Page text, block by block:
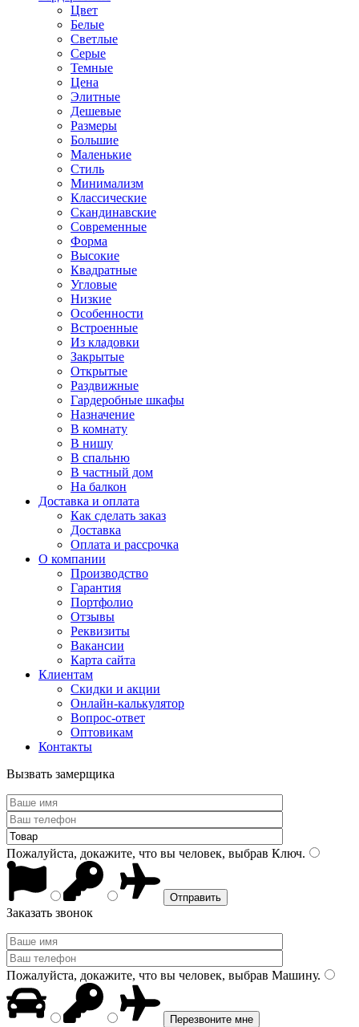
Цвет
Белые
Светлые
Серые
Темные
Цена
Элитные
Дешевые
Размеры
Большие
Маленькие
Стиль
Минимализм
Классические
Скандинавские
Современные
Форма
Высокие
Квадратные
Угловые
Низкие
Особенности
Встроенные
Из кладовки
Закрытые
Открытые
Раздвижные
Гардеробные шкафы
Назначение
В комнату
В нишу
В спальню
В частный дом
На балкон
Доставка и оплата
Как сделать заказ
Доставка
Оплата и рассрочка
О компании
Производство
Гарантия
Портфолио
Отзывы
Реквизиты
Вакансии
Карта сайта
Клиентам
Скидки и акции
Онлайн-калькулятор
Вопрос-ответ
Оптовикам
Контакты
Вызвать замерщика
Пожалуйста, докажите, что вы человек, выбрав Ключ.
Заказать звонок
Пожалуйста, докажите, что вы человек, выбрав Машину.